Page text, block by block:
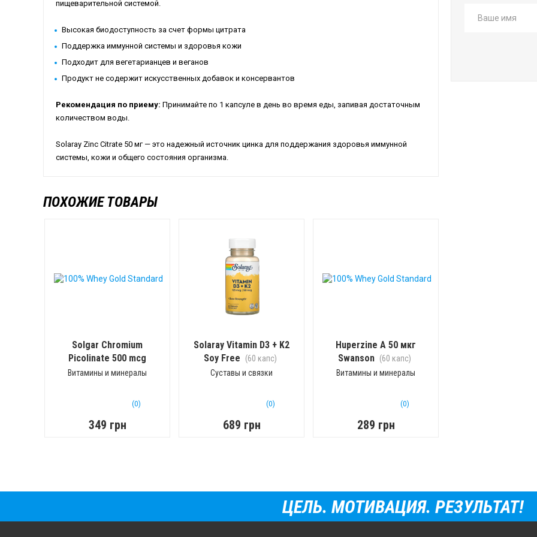
пищеварительной системой.
Высокая биодоступность за счет формы цитрата
Поддержка иммунной системы и здоровья кожи
Подходит для вегетарианцев и веганов
Продукт не содержит искусственных добавок и консервантов
Рекомендация по приему: Принимайте по 1 капсуле в день во время еды, запивая достаточным
количеством воды.
Solaray Zinc Citrate 50 мг — это надежный источник цинка для поддержания здоровья иммунной
системы, кожи и общего состояния организма.
ПОХОЖИЕ ТОВАРЫ
Solgar Chromium
Picolinate 500 mcg
(60 капс)
Витамины и минералы
(0)
349 грн
Solaray Vitamin D3 + K2
Soy Free
(60 капс)
Суставы и связки
(0)
689 грн
Huperzine A 50 мкг
Swanson (60 капс)
Витамины и минералы
(0)
289 грн
ЦЕЛЬ. МОТИВАЦИЯ. РЕЗУЛЬТАТ!